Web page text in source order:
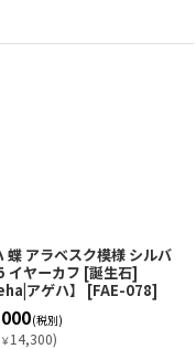
蝶 アラベスク模様 シルバ
イヤーカフ [誕生石]
アゲハ】 [FAE-078]
(税別)
￥14,300)